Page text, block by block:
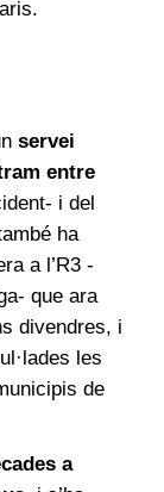
servei
entre
i del
ha
a l’R3 -
que ara
divendres, i
les
de
a